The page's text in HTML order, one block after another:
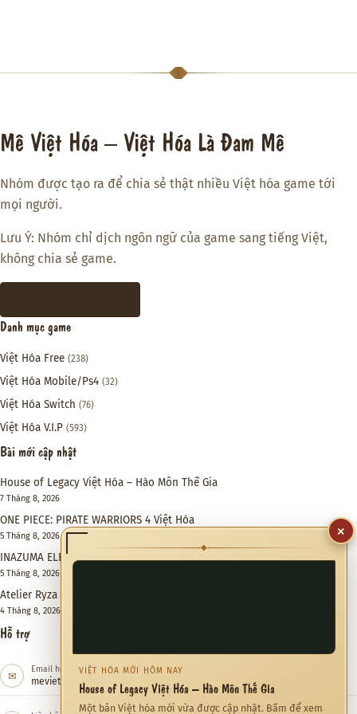
Mê Việt Hóa – Việt Hóa Là Đam Mê
Nhóm được tạo ra để chia sẻ thật nhiều Việt hóa game tới
mọi người.
Lưu Ý: Nhóm chỉ dịch ngôn ngữ của game sang tiếng Việt,
không chia sẻ game.
Danh mục game
Việt Hóa Free (238)
Việt Hóa Mobile/Ps4 (32)
Việt Hóa Switch (76)
Việt Hóa V.I.P (593)
Bài mới cập nhật
House of Legacy Việt Hóa – Hào Môn Thế Gia
7 Tháng 8, 2026
ONE PIECE: PIRATE WARRIORS 4 Việt Hóa
5 Tháng 8, 2026
INAZUMA ELEVEN: Victory Road Việt Hóa
5 Tháng 8, 2026
Atelier Ryza 3: Alchemist of the End & the Secret Key DX Việt Hóa
4 Tháng 8, 2026
Hỗ trợ
✉ Email hỗ trợ
meviethoa@gmail.com
×
◆
VIỆT HÓA MỚI HÔM NAY
House of Legacy Việt Hóa – Hào Môn Thế Gia
Một bản Việt hóa mới vừa được cập nhật. Bấm để xem